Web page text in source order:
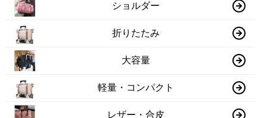
ショルダー
折りたたみ
大容量
軽量・コンパクト
レザー・合皮